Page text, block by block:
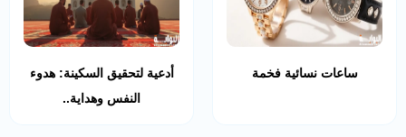
ساعات نسائية فخمة
أدعية لتحقيق السكينة: هدوء
النفس وهداية..